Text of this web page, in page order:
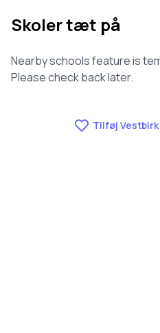
Skoler tæt på
Nearby schools feature is
Please check back later.
Tilføj